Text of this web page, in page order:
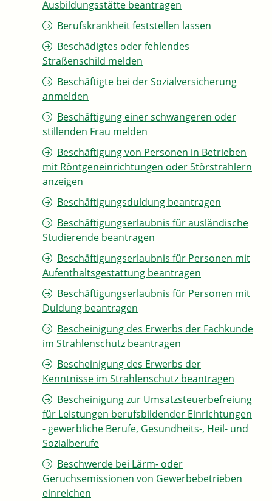
Ausbildungsstätte beantragen
Berufskrankheit feststellen lassen
Beschädigtes oder fehlendes
Straßenschild melden
Beschäftigte bei der Sozialversicherung
anmelden
Beschäftigung einer schwangeren oder
stillenden Frau melden
Beschäftigung von Personen in Betrieben
mit Röntgeneinrichtungen oder Störstrahlern
anzeigen
Beschäftigungsduldung beantragen
Beschäftigungserlaubnis für ausländische
Studierende beantragen
Beschäftigungserlaubnis für Personen mit
Aufenthaltsgestattung beantragen
Beschäftigungserlaubnis für Personen mit
Duldung beantragen
Bescheinigung des Erwerbs der Fachkunde
im Strahlenschutz beantragen
Bescheinigung des Erwerbs der
Kenntnisse im Strahlenschutz beantragen
Bescheinigung zur Umsatzsteuerbefreiung
für Leistungen berufsbildender Einrichtungen
- gewerbliche Berufe, Gesundheits-, Heil- und
Sozialberufe
Beschwerde bei Lärm- oder
Geruchsemissionen von Gewerbebetrieben
einreichen